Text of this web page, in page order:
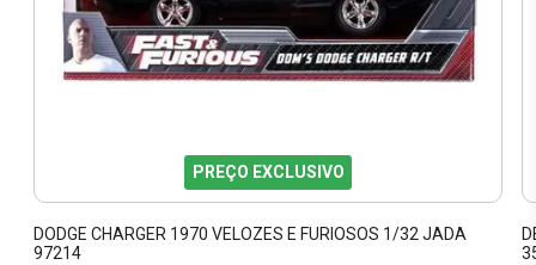
PREÇO EXCLUSIVO
DODGE CHARGER 1970 VELOZES E FURIOSOS 1/32 JADA
97214